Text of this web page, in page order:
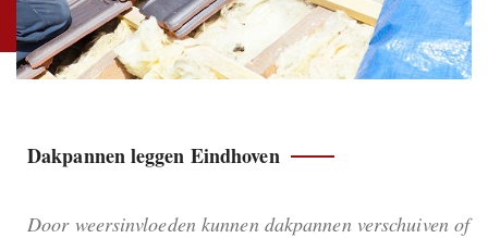
Dakpannen leggen Eindhoven
Door weersinvloeden kunnen dakpannen verschuiven of